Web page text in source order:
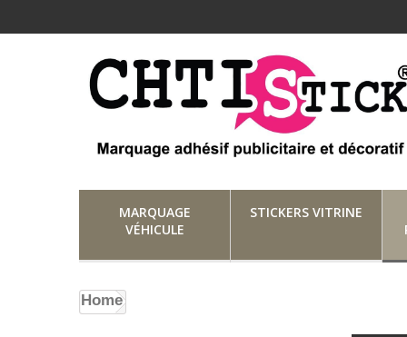
MARQUAGE
VÉHICULE
STICKERS VITRINE
Home